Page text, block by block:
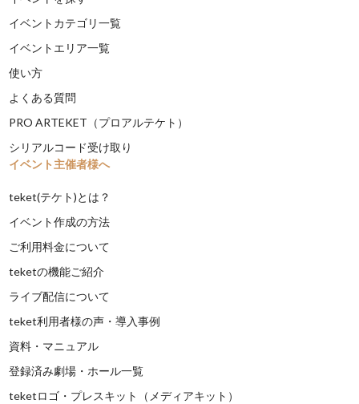
イベントカテゴリ一覧
イベントエリア一覧
使い方
よくある質問
PRO ARTEKET（プロアルテケト）
シリアルコード受け取り
イベント主催者様へ
teket(テケト)とは？
イベント作成の方法
ご利用料金について
teketの機能ご紹介
ライブ配信について
teket利用者様の声・導入事例
資料・マニュアル
登録済み劇場・ホール一覧
teketロゴ・プレスキット（メディアキット）